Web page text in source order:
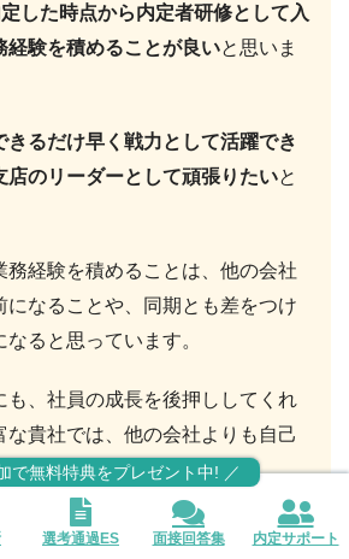
した時点から内定者研修として入
経験を積めることが良いと思いま
きるだけ早く戦力として活躍でき
店のリーダーとして頑張りたいと
務経験を積めることは、他の会社
になることや、同期とも差をつけ
ると思っています。
も、社員の成長を後押ししてくれ
な貴社では、他の会社よりも自己
、志望いたしました。
選考通過ES 面接回答集 内定サポート
で無料特典をプレゼント中! ／